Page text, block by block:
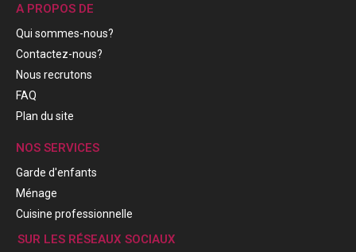
A PROPOS DE
Qui sommes-nous?
Contactez-nous?
Nous recrutons
FAQ
Plan du site
NOS SERVICES
Garde d'enfants
Ménage
Cuisine professionnelle
SUR LES RÉSEAUX SOCIAUX